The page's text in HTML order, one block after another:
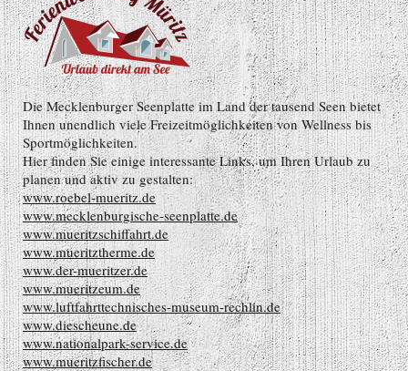
Die Mecklenburger Seenplatte im Land der tausend Seen bietet
Ihnen unendlich viele Freizeitmöglichkeiten von Wellness bis
Sportmöglichkeiten.
Hier finden Sie einige interessante Links, um Ihren Urlaub zu
planen und aktiv zu gestalten:
www.roebel-mueritz.de
www.mecklenburgische-seenplatte.de
www.mueritzschiffahrt.de
www.mueritztherme.de
www.der-mueritzer.de
www.mueritzeum.de
www.luftfahrttechnisches-museum-rechlin.de
www.diescheune.de
www.nationalpark-service.de
www.mueritzfischer.de